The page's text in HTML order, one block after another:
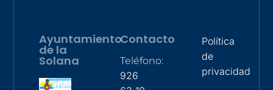
Ayuntamiento
de la
Solana
Contacto
Teléfono:
926
Política
de
privacidad